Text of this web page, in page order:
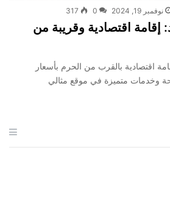
نوفمبر 19, 2024 0
317
اقتصادية وقريبة من
اقتصادية بالقرب من الحرم بأسعار
وخدمات متميزة في موقع مثالي